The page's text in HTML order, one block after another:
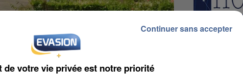
de votre vie privée est notre priorité
Continuer sans accepter